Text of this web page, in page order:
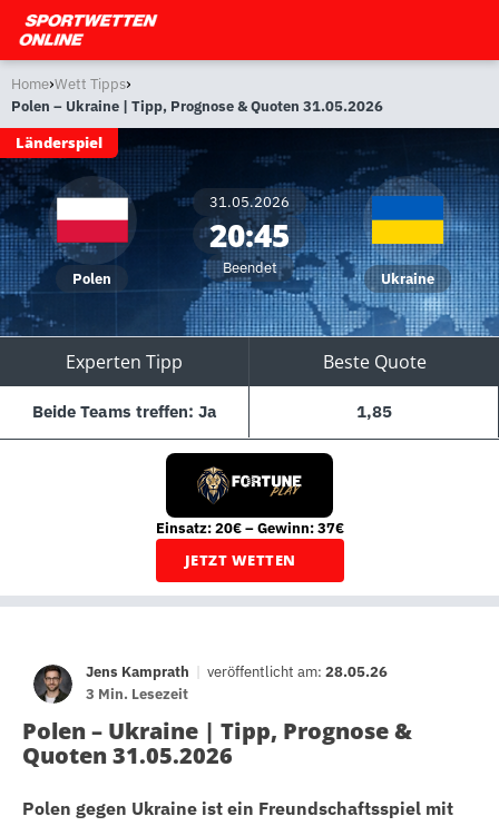
Home›Wett Tipps›
Polen – Ukraine | Tipp, Prognose & Quoten 31.05.2026
Länderspiel
Polen
31.05.2026
20:45
Beendet
Ukraine
Experten Tipp Beste Quote
Beide Teams treffen: Ja 1,85
Einsatz: 20€ – Gewinn: 37€
JETZT WETTEN
Jens Kamprath | veröffentlicht am: 28.05.26
3 Min. Lesezeit
Polen – Ukraine | Tipp, Prognose &
Quoten 31.05.2026
Polen gegen Ukraine ist ein Freundschaftsspiel mit